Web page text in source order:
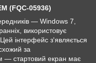
(FQC-05936)
— Windows 7,
використовує
інтерфейс з'являється
за
— стартовий екран має